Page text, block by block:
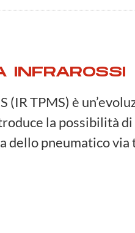
INFRAROSSI
(IR TPMS) è
la possibilità
dello pneumatico via